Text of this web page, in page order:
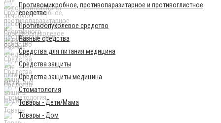
Противомикробное, противопаразитарное и противоглистное
средство
Противоопухолевое средство
Разные средства
Средства для питания медицина
Средства защиты
Средства защиты медицина
Стоматология
Товары - Дети/Мама
Товары - Дом